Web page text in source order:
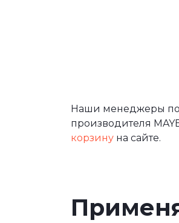
Наши менеджеры
производителя
корзину на сайте.